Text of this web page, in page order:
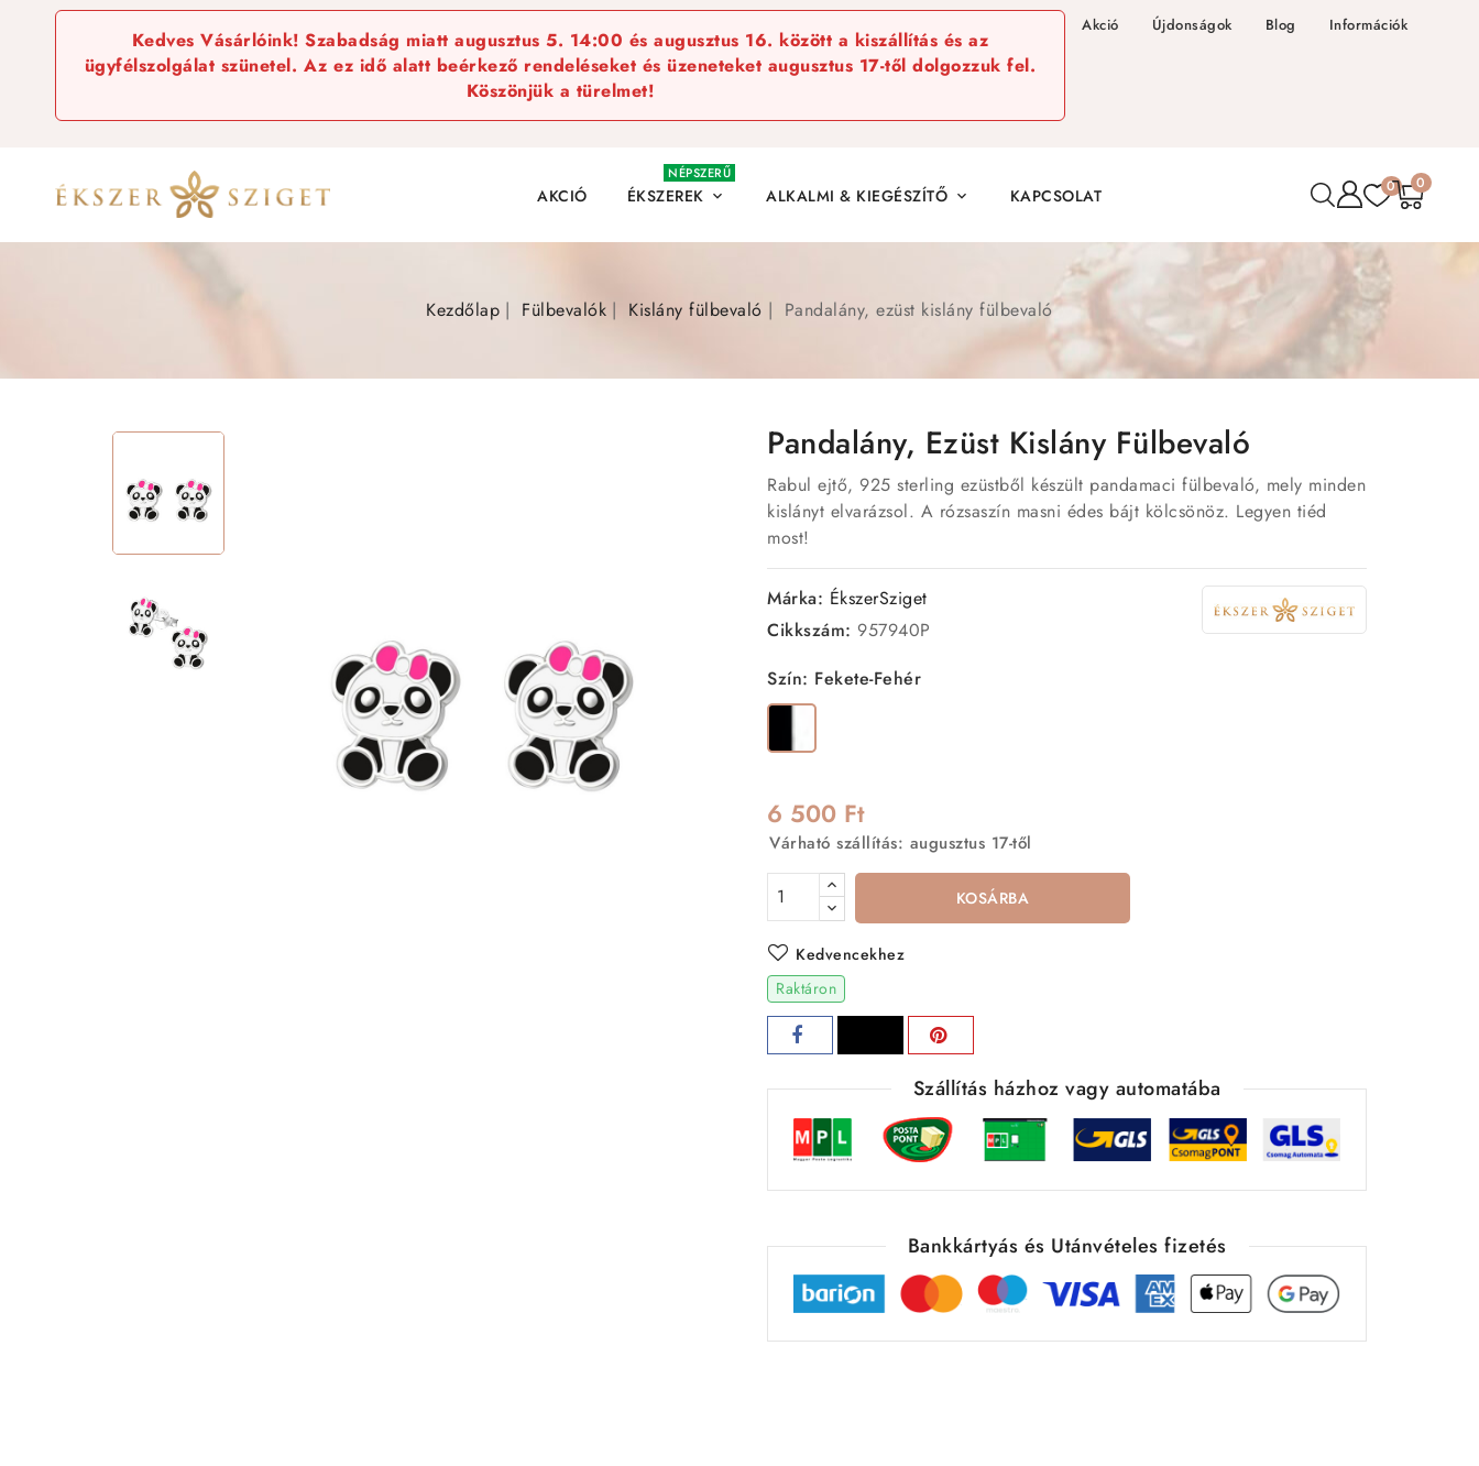
Kedves Vásárlóink! Szabadság miatt augusztus 5. 14:00 és augusztus 16. között a kiszállítás és az
ügyfélszolgálat szünetel. Az ez idő alatt beérkező rendeléseket és üzeneteket augusztus 17-től dolgozzuk fel.
Köszönjük a türelmet!
Akció Újdonságok Blog Információk
AKCIÓ ÉKSZEREK 
NÉPSZERŰ
ALKALMI & KIEGÉSZÍTŐ  KAPCSOLAT 0 0
Kezdőlap Fülbevalók Kislány fülbevaló Pandalány, ezüst kislány fülbevaló
Pandalány, Ezüst Kislány Fülbevaló
Rabul ejtő, 925 sterling ezüstből készült pandamaci fülbevaló, mely minden
kislányt elvarázsol. A rózsaszín masni édes bájt kölcsönöz. Legyen tiéd
most!
Márka: ÉkszerSziget
Cikkszám: 957940P
Szín: Fekete-Fehér
Fehér
6 500 Ft
Várható szállítás: augusztus 17-től
KOSÁRBA
Kedvencekhez
Raktáron
Szállítás házhoz vagy automatába
Bankkártyás és Utánvételes fizetés